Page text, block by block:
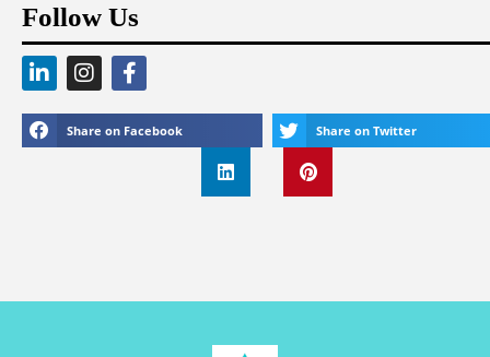
Follow Us
Share on Facebook Share on Twitter